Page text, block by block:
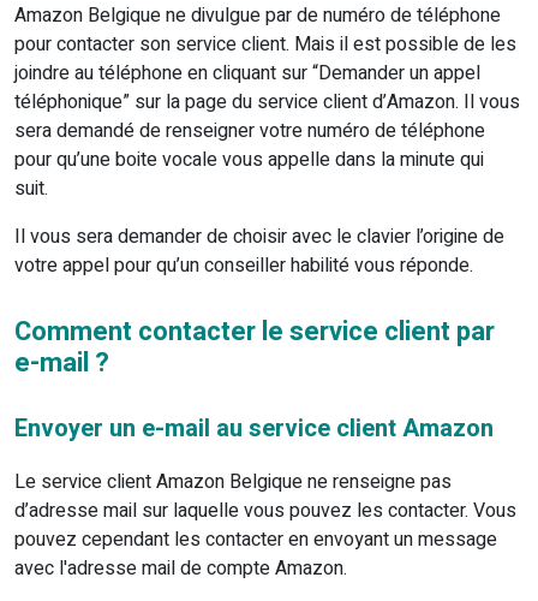
Amazon Belgique ne divulgue par de numéro de téléphone
pour contacter son service client. Mais il est possible de les
joindre au téléphone en cliquant sur “Demander un appel
téléphonique” sur la page du service client d’Amazon. Il vous
sera demandé de renseigner votre numéro de téléphone
pour qu’une boite vocale vous appelle dans la minute qui
suit.
Il vous sera demander de choisir avec le clavier l’origine de
votre appel pour qu’un conseiller habilité vous réponde.
Comment contacter le service client par
e-mail ?
Envoyer un e-mail au service client Amazon
Le service client Amazon Belgique ne renseigne pas
d’adresse mail sur laquelle vous pouvez les contacter. Vous
pouvez cependant les contacter en envoyant un message
avec l'adresse mail de compte Amazon.